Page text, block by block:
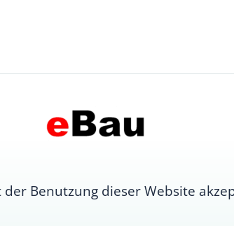
Benutzung dieser Website